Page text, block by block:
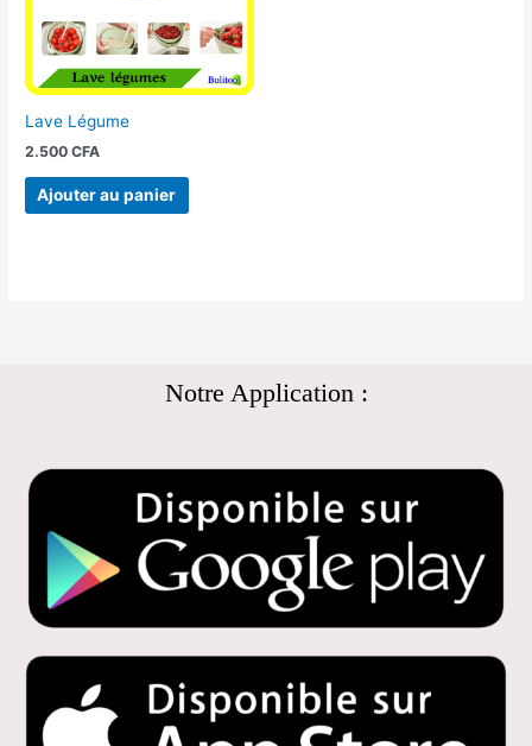
Lave Légume
2.500CFA
Ajouter au panier
Notre Application :